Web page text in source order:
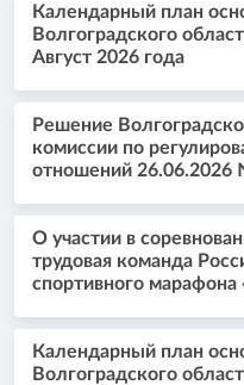
Календарный план
Волгоградского
Август 2026 года
Решение
комиссии по
отношений
О участии в
трудовая команда
спортивного марафона
Календарный план
Волгоградского